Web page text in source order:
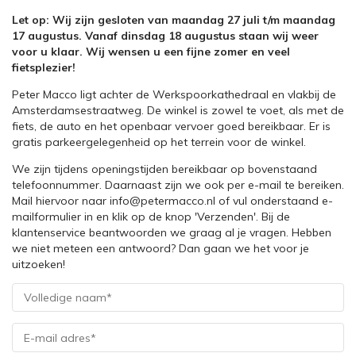
Let op: Wij zijn gesloten van maandag 27 juli t/m maandag
17 augustus. Vanaf dinsdag 18 augustus staan wij weer
voor u klaar. Wij wensen u een fijne zomer en veel
fietsplezier!
Peter Macco ligt achter de Werkspoorkathedraal en vlakbij de
Amsterdamsestraatweg. De winkel is zowel te voet, als met de
fiets, de auto en het openbaar vervoer goed bereikbaar. Er is
gratis parkeergelegenheid op het terrein voor de winkel.
We zijn tijdens openingstijden bereikbaar op bovenstaand
telefoonnummer. Daarnaast zijn we ook per e-mail te bereiken.
Mail hiervoor naar info@petermacco.nl of vul onderstaand e-
mailformulier in en klik op de knop 'Verzenden'. Bij de
klantenservice beantwoorden we graag al je vragen. Hebben
we niet meteen een antwoord? Dan gaan we het voor je
uitzoeken!